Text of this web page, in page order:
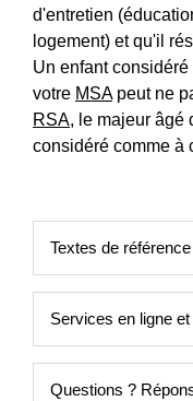
d'entretien
logement) et qu'il
Un enfant
votre MSApeut ne
RSA, le majeur âgé
considéré comme à
Textes de référence
Services en ligne
Questions ?